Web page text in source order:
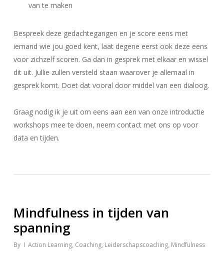
van te maken
Bespreek deze gedachtegangen en je score eens met
iemand wie jou goed kent, laat degene eerst ook deze eens
voor zichzelf scoren. Ga dan in gesprek met elkaar en wissel
dit uit. Jullie zullen versteld staan waarover je allemaal in
gesprek komt. Doet dat vooral door middel van een dialoog.
Graag nodig ik je uit om eens aan een van onze introductie
workshops mee te doen, neem contact met ons op voor
data en tijden.
Mindfulness in tijden van
spanning
By Action Learning, Coaching, Leiderschapscoaching, Mindfulness